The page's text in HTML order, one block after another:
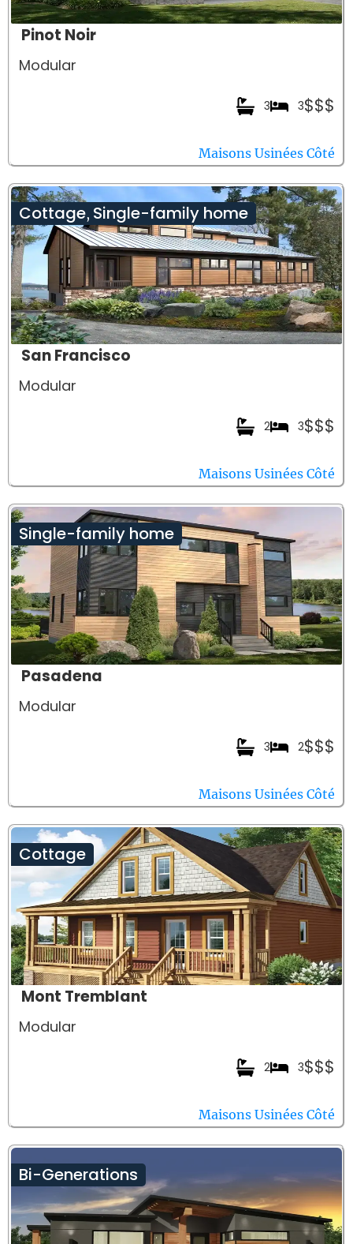
Pinot Noir
Modular
$$$
3
3
Maisons Usinées Côté
Cottage, Single-family home
San Francisco
Modular
$$$
3
2
Maisons Usinées Côté
Single-family home
Pasadena
Modular
$$$
2
3
Maisons Usinées Côté
Cottage
Mont Tremblant
Modular
$$$
3
2
Maisons Usinées Côté
Bi-Generations